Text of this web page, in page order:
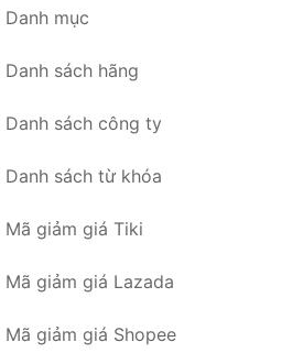
Danh mục
Danh sách hãng
Danh sách công ty
Danh sách từ khóa
Mã giảm giá Tiki
Mã giảm giá Lazada
Mã giảm giá Shopee